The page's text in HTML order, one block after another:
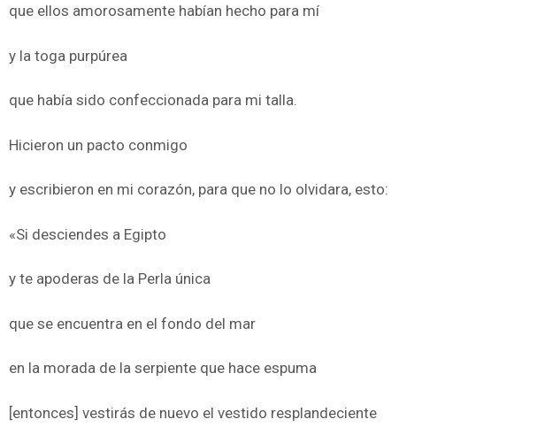
que ellos amorosamente habían hecho para mí
y la toga purpúrea
que había sido confeccionada para mi talla.
Hicieron un pacto conmigo
y escribieron en mi corazón, para que no lo olvidara, esto:
«Si desciendes a Egipto
y te apoderas de la Perla única
que se encuentra en el fondo del mar
en la morada de la serpiente que hace espuma
[entonces] vestirás de nuevo el vestido resplandeciente